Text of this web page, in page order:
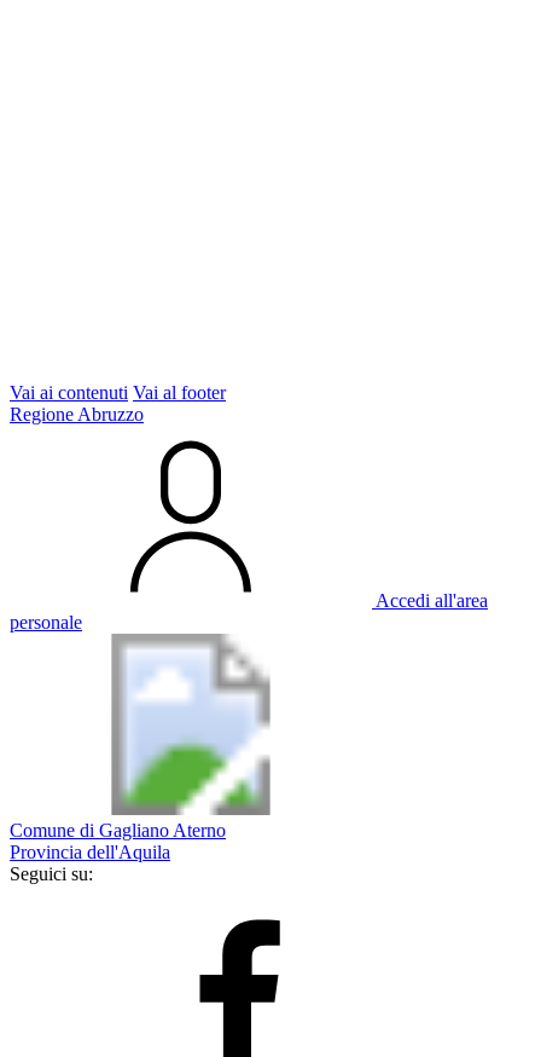
Vai ai contenuti Vai al footer
Regione Abruzzo
Accedi all'area
personale
Comune di Gagliano Aterno
Provincia dell'Aquila
Seguici su: